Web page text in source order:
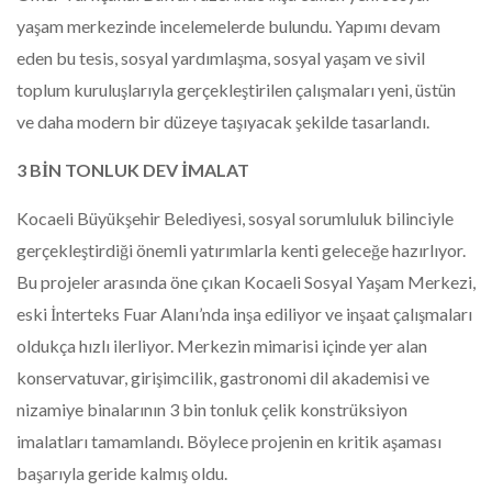
yaşam merkezinde incelemelerde bulundu. Yapımı devam
eden bu tesis, sosyal yardımlaşma, sosyal yaşam ve sivil
toplum kuruluşlarıyla gerçekleştirilen çalışmaları yeni, üstün
ve daha modern bir düzeye taşıyacak şekilde tasarlandı.
3 BİN TONLUK DEV İMALAT
Kocaeli Büyükşehir Belediyesi, sosyal sorumluluk bilinciyle
gerçekleştirdiği önemli yatırımlarla kenti geleceğe hazırlıyor.
Bu projeler arasında öne çıkan Kocaeli Sosyal Yaşam Merkezi,
eski İnterteks Fuar Alanı’nda inşa ediliyor ve inşaat çalışmaları
oldukça hızlı ilerliyor. Merkezin mimarisi içinde yer alan
konservatuvar, girişimcilik, gastronomi dil akademisi ve
nizamiye binalarının 3 bin tonluk çelik konstrüksiyon
imalatları tamamlandı. Böylece projenin en kritik aşaması
başarıyla geride kalmış oldu.